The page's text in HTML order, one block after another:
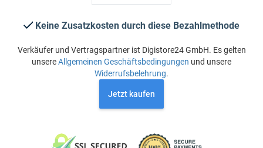
Keine Zusatzkosten durch diese Bezahlmethode
Verkäufer und Vertragspartner ist Digistore24 GmbH. Es gelten
unsereAllgemeinen Geschäftsbedingungen und unsere
Widerrufsbelehrung.
Jetzt kaufen